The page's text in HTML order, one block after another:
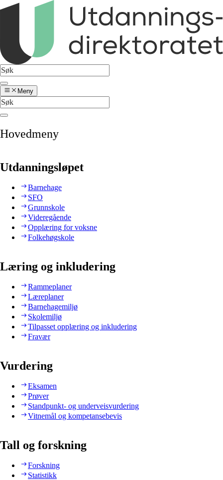
Meny
Hovedmeny
Utdanningsløpet
Barnehage
SFO
Grunnskole
Videregående
Opplæring for voksne
Folkehøgskole
Læring og inkludering
Rammeplaner
Læreplaner
Barnehagemiljø
Skolemiljø
Tilpasset opplæring og inkludering
Fravær
Vurdering
Eksamen
Prøver
Standpunkt- og underveisvurdering
Vitnemål og kompetansebevis
Tall og forskning
Forskning
Statistikk